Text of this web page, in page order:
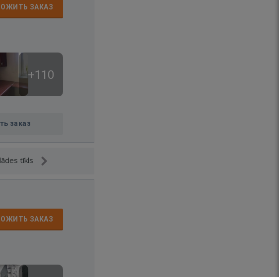
ЗАКАЗ
+110
заказ
tīkls
ЗАКАЗ